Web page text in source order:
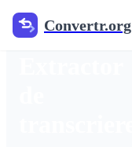
Convertr.org
YouTube